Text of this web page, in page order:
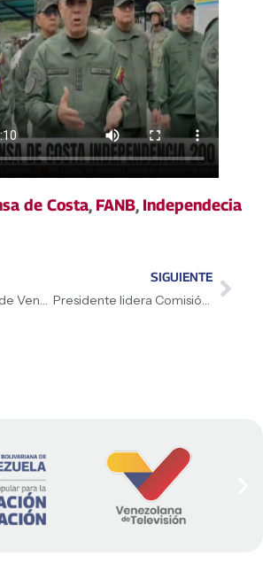
de Costa, FANB, Independecia
Gas para el futuro de Venezuela
SIGUIENTE
Presidente lidera Comisión de Constituyente Obrera